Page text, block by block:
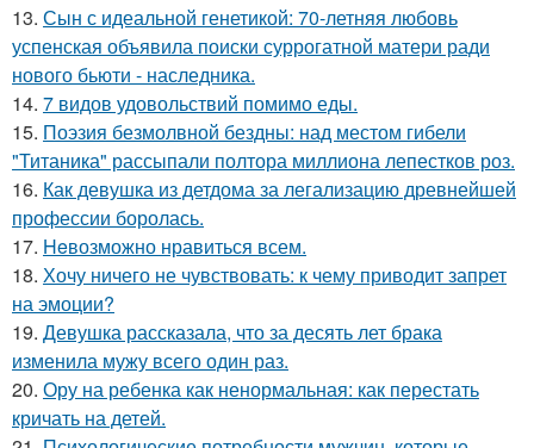
13. Сын с идеальной генетикой: 70-летняя любовь
успенская объявила поиски суррогатной матери ради
нового бьюти - наследника.
14. 7 видов удовольствий помимо еды.
15. Поэзия безмолвной бездны: над местом гибели
"Титаника" рассыпали полтора миллиона лепестков роз.
16. Как девушка из детдома за легализацию древнейшей
профессии боролась.
17. Heвозможно нравиться всем.
18. Хочу ничего не чувствовать: к чему приводит запрет
на эмоции?
19. Девушка рассказала, что за десять лет брака
изменила мужу всего один раз.
20. Ору на ребенка как ненормальная: как перестать
кричать на детей.